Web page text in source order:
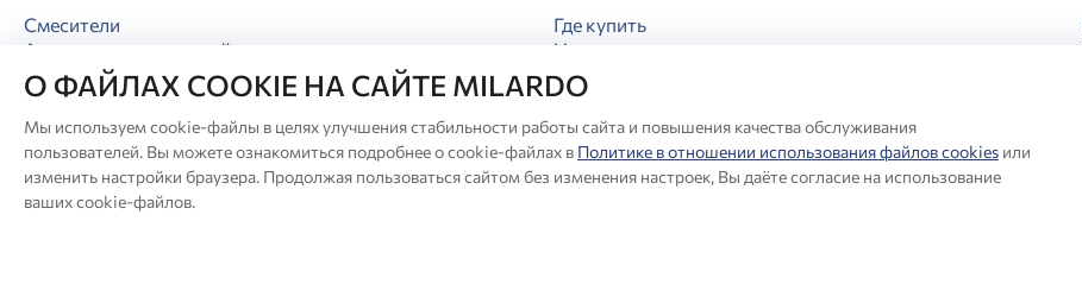
Смесители
Аксессуары для ванной
Аксессуары для душа
Сиденья для унитаза
Где купить
Новости
Акции
Служба Сервиса
Полезное
Коллекции
Отзывы
О ФАЙЛАХ COOKIE НА САЙТЕ MILARDO
Мы используем cookie-файлы в целях улучшения стабильности работы сайта и повышения качества обслуживания
пользователей. Вы можете ознакомиться подробнее о cookie-файлах в Политике в отношении использования файлов cookies или
изменить настройки браузера. Продолжая пользоваться сайтом без изменения настроек, Вы даёте согласие на использование
ваших cookie-файлов.